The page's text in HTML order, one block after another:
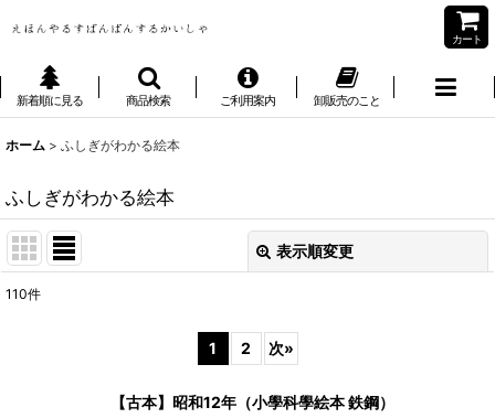
カート
新着順に見る 商品検索 ご利用案内 卸販売のこと
ホーム > ふしぎがわかる絵本
ふしぎがわかる絵本
表示順変更
110件
1 2 次»
【古本】昭和12年（小學科學絵本 鉄鋼）